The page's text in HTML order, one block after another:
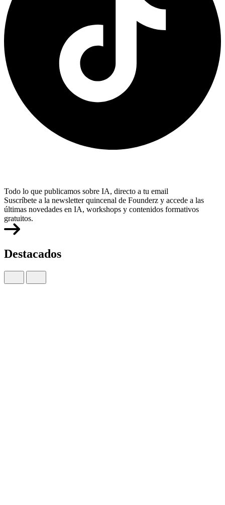
Todo lo que publicamos sobre IA, directo a tu email
Suscríbete a la newsletter quincenal de Founderz y accede a las
últimas novedades en IA, workshops y contenidos formativos
gratuitos.
Destacados